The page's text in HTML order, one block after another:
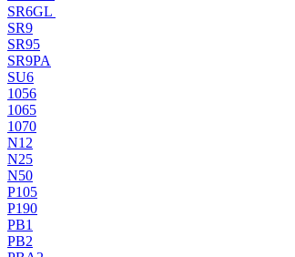
SR6GL
SR9
SR95
SR9PA
SU6
1056
1065
1070
N12
N25
N50
P105
P190
PB1
PB2